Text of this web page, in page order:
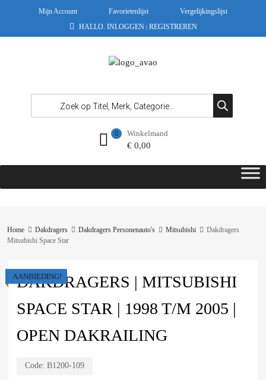
Mijn Account Favorietenlijst
Vergelijkingslijst
HALLO. INLOGGEN | REGISTREREN
Winkelmand
€0,00
0
Home Dakdragers Dakdragers Personenauto's Mitsubishi
Dakdragers
Mitsubishi Space Star
DAKDRAGERS | MITSUBISHI
SPACE STAR | 1998 T/M 2005 |
OPEN DAKRAILING
Code: B1200-109
AANBIEDING!